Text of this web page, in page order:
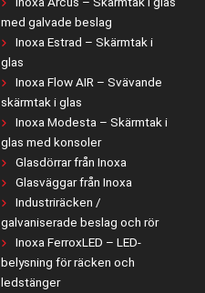
med galvade beslag
Inoxa Estrad – Skärmtak i
glas
Inoxa Flow AIR – Svävande
skärmtak i glas
Inoxa Modesta – Skärmtak i
glas med konsoler
Glasdörrar från Inoxa
Glasväggar från Inoxa
Industriräcken /
galvaniserade beslag och rör
Inoxa FerroxLED – LED-
belysning för räcken och
ledstänger